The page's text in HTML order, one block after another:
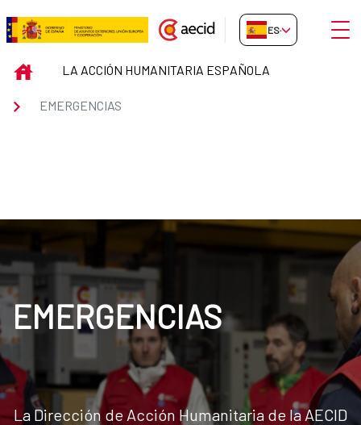
Saltar al contenido principal
Emergencias
ES-ES Abrir
INICIOLA ACCIÓN HUMANITARIA ESPAÑOLA
EMERGENCIAS
EMERGENCIAS
La Dirección de Acción Humanitaria de la AECID